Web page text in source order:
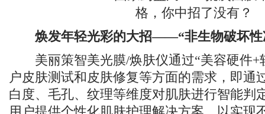
焕发年轻光彩的大招——“非生物破坏性
美丽策智美光膜/焕肤仪通过“美容硬件+
户皮肤测试和皮肤修复等方面的需求，即通
白度、毛孔、纹理等维度对肌肤进行智能判